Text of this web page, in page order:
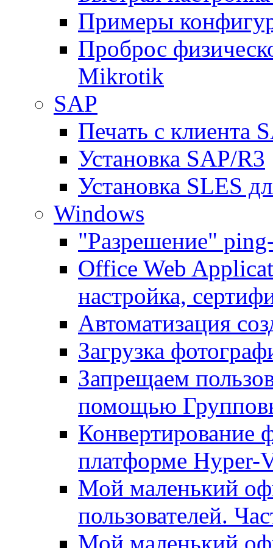
Примеры
Проброс
Mikrotik
SAP
Печать с клиента
Установка SAP/R3
Установка SLES
Windows
"Разрешение"
Office Web
настройка,
Автоматизация
Загрузка
Запрещаем
помощью
Конвертирование
платформе Hyper-
Мой маленький
пользователей.
Мой маленький